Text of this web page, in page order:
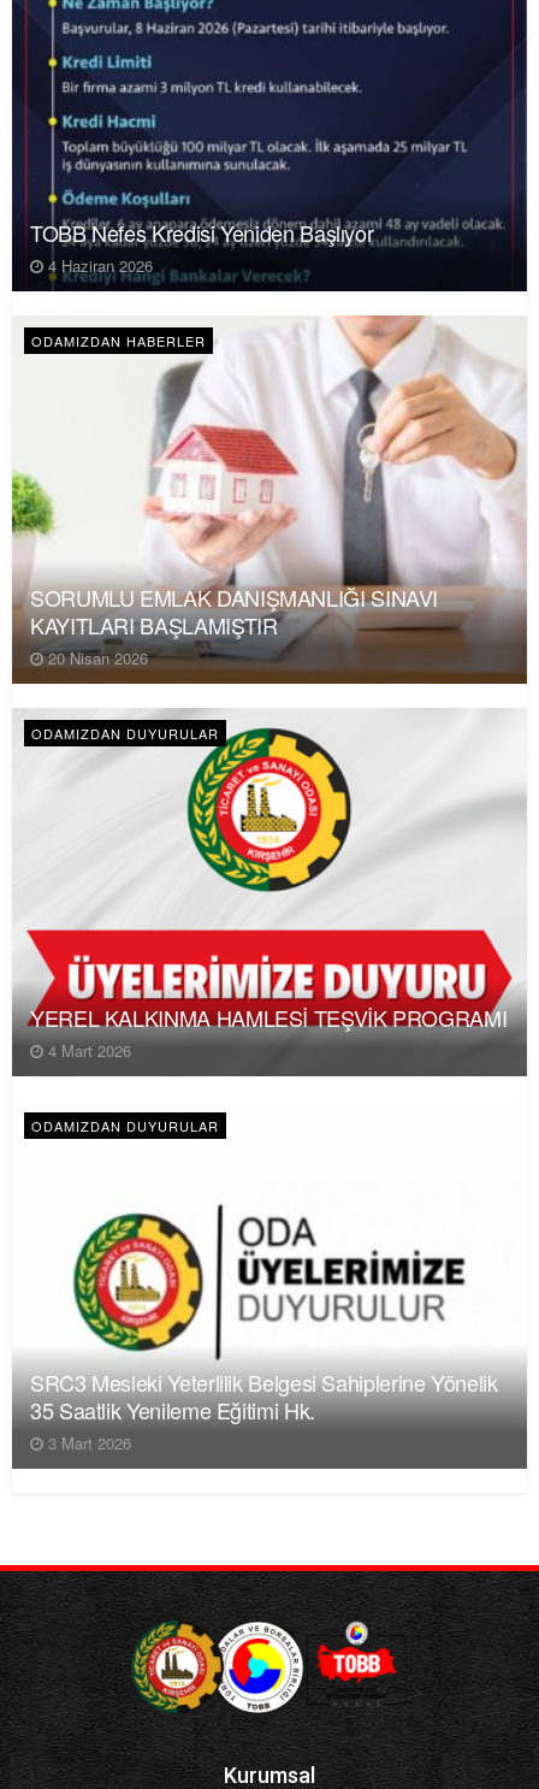
TOBB Nefes Kredisi Yeniden Başlıyor
4 Haziran 2026
ODAMIZDAN HABERLER
SORUMLU EMLAK DANIŞMANLIĞI SINAVI
KAYITLARI BAŞLAMIŞTIR
20 Nisan 2026
ODAMIZDAN DUYURULAR
YEREL KALKINMA HAMLESİ TEŞVİK PROGRAMI
4 Mart 2026
ODAMIZDAN DUYURULAR
SRC3 Mesleki Yeterlilik Belgesi Sahiplerine Yönelik
35 Saatlik Yenileme Eğitimi Hk.
3 Mart 2026
Kurumsal